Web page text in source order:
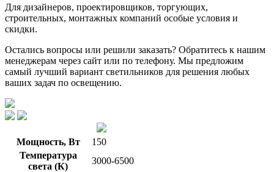
Для дизайнеров, проектировщиков, торгующих,
строительных, монтажных компаний особые условия и
скидки.
Остались вопросы или решили заказать? Обратитесь к нашим
менеджерам через сайт или по телефону. Мы предложим
самый лучший вариант светильников для решения любых
ваших задач по освещению.
Мощность, Вт
150
Температура
света (К)
3000-6500